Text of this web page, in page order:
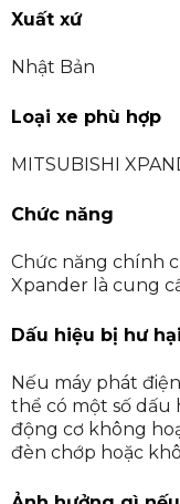
Xuất xứ
Nhật Bản
Loại xe phù hợp
MITSUBISHI
Chức năng
Chức năng chính
Xpander là cung
Dấu hiệu bị hư hại
Nếu máy phát
thể có một số dấu
động cơ không
đèn chớp hoặc